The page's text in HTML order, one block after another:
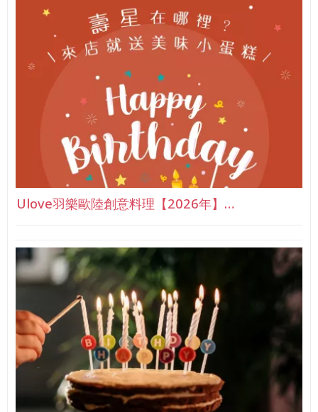
Ulove羽樂歐陸創意料理【2026年】…